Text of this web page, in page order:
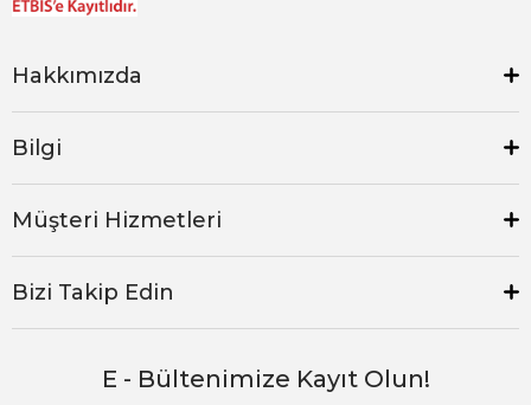
Hakkımızda
Bilgi
Müşteri Hizmetleri
Bizi Takip Edin
E - Bültenimize Kayıt Olun!